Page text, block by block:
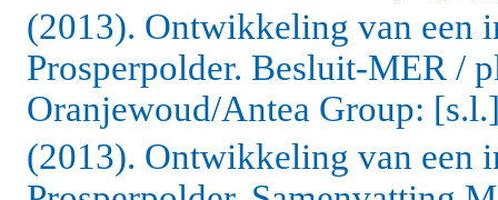
(2013). Ontwikkeling van een
Prosperpolder. Besluit-MER /
Oranjewoud/Antea Group:
(2013). Ontwikkeling van een